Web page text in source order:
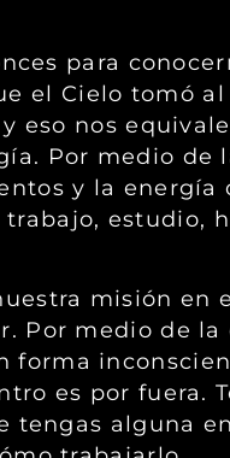
para
el Cielo tomó
eso nos
Por medio de
y la energía
estudio,
misión en
Por medio de la
forma
es por fuera.
tengas alguna